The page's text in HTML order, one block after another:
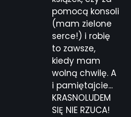
pomocą konsoli
(mam zielone
serce!) i robię
to zawsze,
kiedy mam
wolną chwilę. A
i pamiętajcie...
KRASNOLUDEM
SIĘ NIE RZUCA!